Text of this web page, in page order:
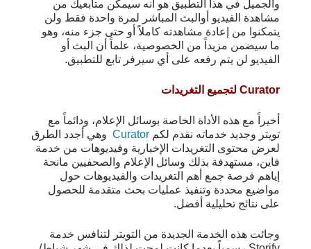
والجميل في هذا التطبيق هو أنه سيمكن متابعيك من
مشاهدة الفيديو أوالبث المباشر لمرة واحدة فقط ولن
يتمكنوا من إعادة مشاهدته كاملاً أو حتى جزء منه، وهو
ما سيضمن مزيداً من الخصوصية، علماً أن البث أو
الفيديو لن يتم رفعه على أي سيرفر تابع للتطبيق.
Curator لتجميع التغريدات
أخيراً مع هذه الأداة الخاصة بوسائل الإعلام، ودائماً مع
تويتر وجديد خدماته نقدم لكم Curator وهي أجدد الطرق
لعرض محتوى التغريدات الإخبارية وفيديوهات من خدمة
فاين، مستهدفة بذلك وسائل الإعلام والصحفيين مانحة
إياهم فرصة جمع أهم التغريدات والفيديوهات حول
مواضيع محددة وتنفيذ عمليات بحث متقدمة للحصول
على نتائج تحليلية أفضل.
وجائت هذه الخدمة الجديدة من التويتر لتنافس خدمة